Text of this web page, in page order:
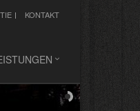
KONTAKT